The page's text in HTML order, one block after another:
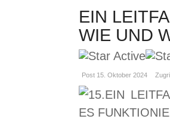
EIN
WIE UND
Post 15. Oktober 2024